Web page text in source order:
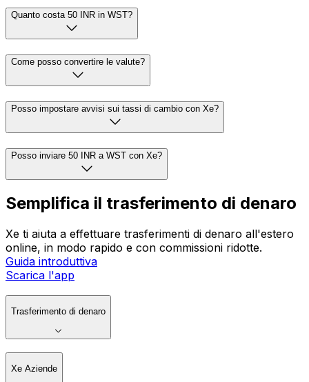
Quanto costa 50 INR in WST?
Come posso convertire le valute?
Posso impostare avvisi sui tassi di cambio con Xe?
Posso inviare 50 INR a WST con Xe?
Semplifica il trasferimento di denaro
Xe ti aiuta a effettuare trasferimenti di denaro all'estero
online, in modo rapido e con commissioni ridotte.
Guida introduttiva
Scarica l'app
Trasferimento di denaro
Xe Aziende